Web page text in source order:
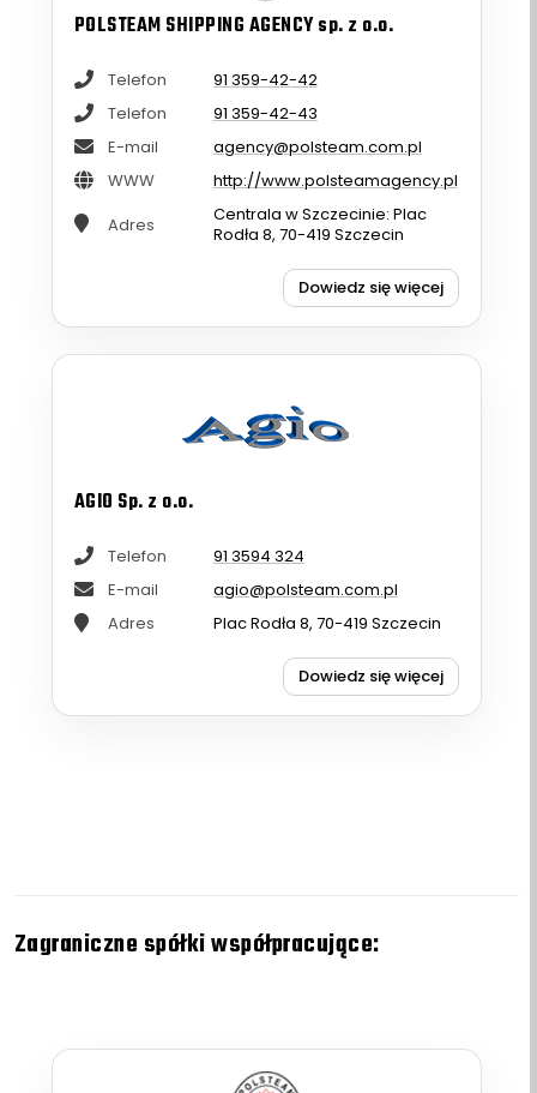
POLSTEAM SHIPPING AGENCY sp. z o.o.
Telefon
91 359-42-42
Telefon
91 359-42-43
E-mail
agency@polsteam.com.pl
WWW
http://www.polsteamagency.pl
Adres
Centrala w Szczecinie: Plac
Rodła 8, 70-419 Szczecin
Dowiedz się więcej
AGIO Sp. z o.o.
Telefon
91 3594 324
E-mail
agio@polsteam.com.pl
Adres
Plac Rodła 8, 70-419 Szczecin
Dowiedz się więcej
Zagraniczne spółki współpracujące: